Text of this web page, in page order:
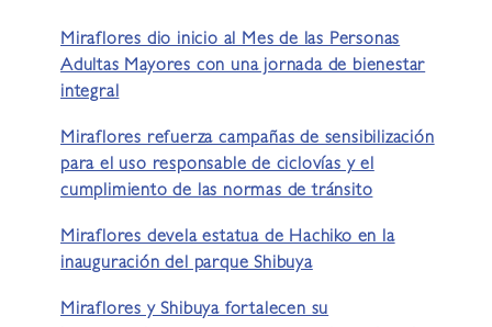
Miraflores dio inicio al Mes de las Personas
Adultas Mayores con una jornada de bienestar
integral
Miraflores refuerza campañas de sensibilización
para el uso responsable de ciclovías y el
cumplimiento de las normas de tránsito
Miraflores devela estatua de Hachiko en la
inauguración del parque Shibuya
Miraflores y Shibuya fortalecen su